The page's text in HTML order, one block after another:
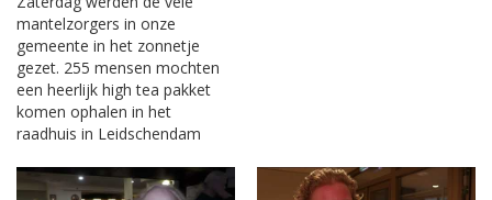
mantelzorgers in onze
gemeente in het zonnetje
gezet. 255 mensen mochten
een heerlijk high tea pakket
komen ophalen in het
raadhuis in Leidschendam